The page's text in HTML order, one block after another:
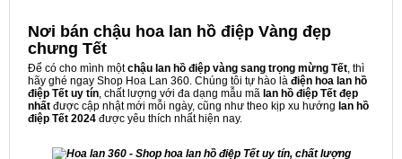
Nơi bán chậu hoa lan hồ điệp Vàng đẹp
chưng Tết
Để có cho mình mộtchậu lan hồ điệp vàng sang trọng mừng Tết, thì
hãy ghé ngay Shop Hoa Lan 360. Chúng tôi tự hào là điện hoa lan hồ
điệp Tết uy tín, chất lượng với đa dạng mẫu mã lan hồ điệp Tết đẹp
nhất được cập nhật mới mỗi ngày, cũng như theo kịp xu hướng lan hồ
điệp Tết 2024 được yêu thích nhất hiện nay.